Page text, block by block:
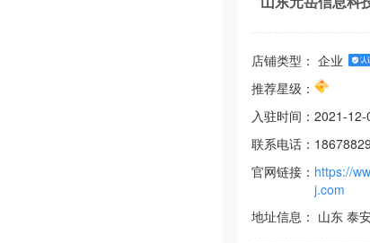
店铺类型： 企业
推荐星级：
入驻时间： 2021-12-
联系电话：
官网链接： https://
j.com
地址信息： 山东 泰